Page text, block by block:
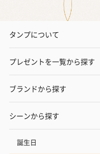
タンプについて
プレゼントを一覧から探す
ブランドから探す
シーンから探す
誕生日